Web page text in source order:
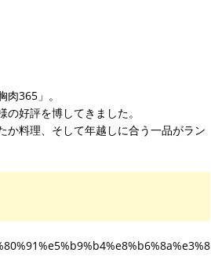
365」。
好評を博してきました。
料理、そして年越しに合う一品がラン